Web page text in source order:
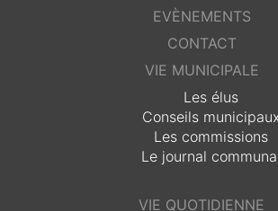
EVÈNEMENTS
CONTACT
VIE MUNICIPALE
Les élus
Conseils
Les commissions
Le journal
VIE QUOTIDIENNE